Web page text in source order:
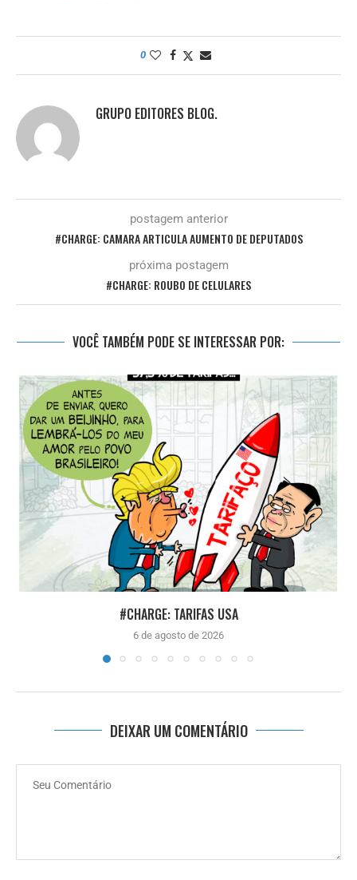
0
GRUPO EDITORES BLOG.
postagem anterior
#CHARGE: CAMARA ARTICULA AUMENTO DE DEPUTADOS
próxima postagem
#CHARGE: ROUBO DE CELULARES
VOCÊ TAMBÉM PODE SE INTERESSAR POR:
#CHARGE: TARIFAS USA
6 de agosto de 2026
DEIXAR UM COMENTÁRIO